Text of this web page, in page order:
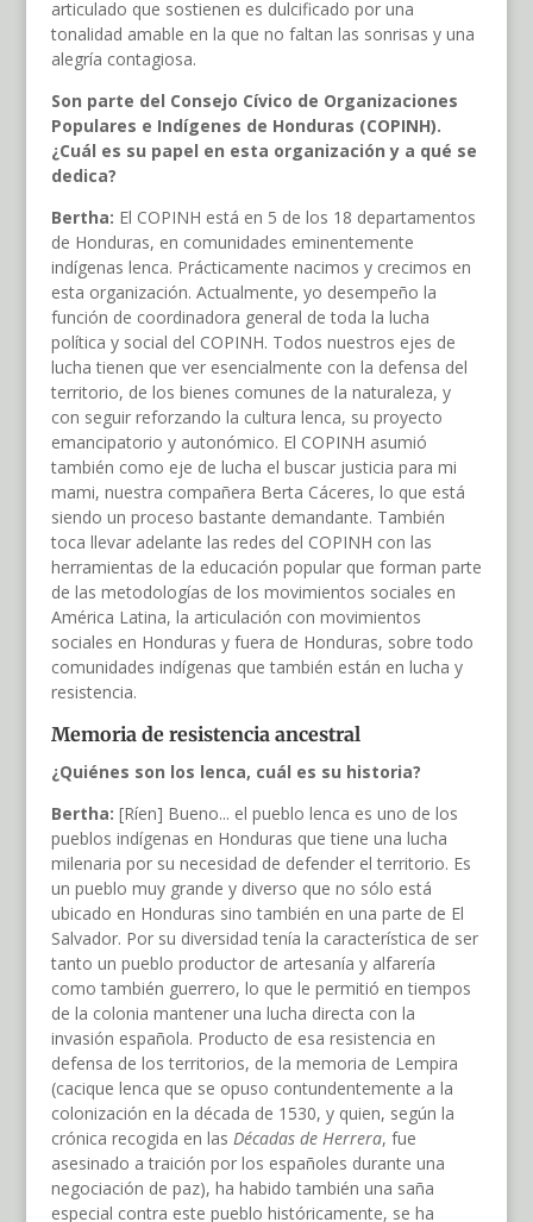
articulado que sostienen es dulcificado por una
tonalidad amable en la que no faltan las sonrisas y una
alegría contagiosa.
Son parte del Consejo Cívico de Organizaciones
Populares e Indígenes de Honduras (COPINH).
¿Cuál es su papel en esta organización y a qué se
dedica?
Bertha: El COPINH está en 5 de los 18 departamentos
de Honduras, en comunidades eminentemente
indígenas lenca. Prácticamente nacimos y crecimos en
esta organización. Actualmente, yo desempeño la
función de coordinadora general de toda la lucha
política y social del COPINH. Todos nuestros ejes de
lucha tienen que ver esencialmente con la defensa del
territorio, de los bienes comunes de la naturaleza, y
con seguir reforzando la cultura lenca, su proyecto
emancipatorio y autonómico. El COPINH asumió
también como eje de lucha el buscar justicia para mi
mami, nuestra compañera Berta Cáceres, lo que está
siendo un proceso bastante demandante. También
toca llevar adelante las redes del COPINH con las
herramientas de la educación popular que forman parte
de las metodologías de los movimientos sociales en
América Latina, la articulación con movimientos
sociales en Honduras y fuera de Honduras, sobre todo
comunidades indígenas que también están en lucha y
resistencia.
Memoria de resistencia ancestral
¿Quiénes son los lenca, cuál es su historia?
Bertha: [Ríen] Bueno... el pueblo lenca es uno de los
pueblos indígenas en Honduras que tiene una lucha
milenaria por su necesidad de defender el territorio. Es
un pueblo muy grande y diverso que no sólo está
ubicado en Honduras sino también en una parte de El
Salvador. Por su diversidad tenía la característica de ser
tanto un pueblo productor de artesanía y alfarería
como también guerrero, lo que le permitió en tiempos
de la colonia mantener una lucha directa con la
invasión española. Producto de esa resistencia en
defensa de los territorios, de la memoria de Lempira
(cacique lenca que se opuso contundentemente a la
colonización en la década de 1530, y quien, según la
crónica recogida en las Décadas de Herrera, fue
asesinado a traición por los españoles durante una
negociación de paz), ha habido también una saña
especial contra este pueblo históricamente, se ha